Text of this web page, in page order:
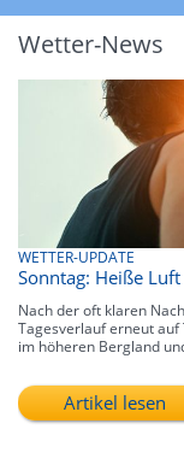
Wetter-News
WETTER-UPDATE
Sonntag: Heiße
Nach der oft klaren
Tagesverlauf erneut auf
im höheren Bergland
Artikel lesen